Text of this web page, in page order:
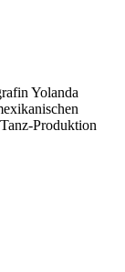
Yolanda
Produktion